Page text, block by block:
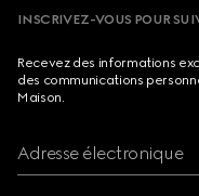
INSCRIVEZ-VOUS POUR
Recevez des informations
des communications
Maison.
Adresse électronique